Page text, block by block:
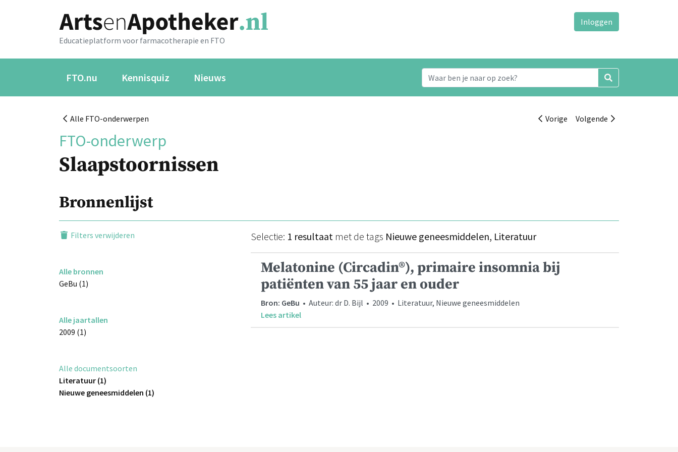
Educatieplatform voor farmacotherapie en FTO
Inloggen
FTO.nu Kennisquiz Nieuws
Alle FTO-onderwerpen Vorige Volgende
FTO-onderwerp
Slaapstoornissen
Bronnenlijst
Filters verwijderen
Alle bronnen
GeBu (1)
Alle jaartallen
2009 (1)
Alle documentsoorten
Literatuur (1)
Nieuwe geneesmiddelen (1)
Selectie: 1 resultaat met de tags Nieuwe geneesmiddelen, Literatuur
Melatonine (Circadin®), primaire insomnia bij
patiënten van 55 jaar en ouder
Bron: GeBu • Auteur: dr D. Bijl • 2009 • Literatuur, Nieuwe geneesmiddelen
Lees artikel